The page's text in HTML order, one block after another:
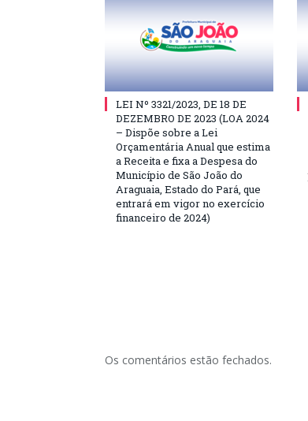
LEI Nº 3321/2023, DE 18 DE
DEZEMBRO DE 2023 (LOA 2024
– Dispõe sobre a Lei
Orçamentária Anual que estima
a Receita e fixa a Despesa do
Município de São João do
Araguaia, Estado do Pará, que
entrará em vigor no exercício
financeiro de 2024)
Os comentários estão fechados.